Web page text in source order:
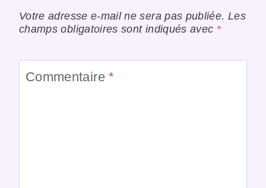
Votre adresse e-mail ne sera pas publiée. Les
champs obligatoires sont indiqués avec *
Commentaire*